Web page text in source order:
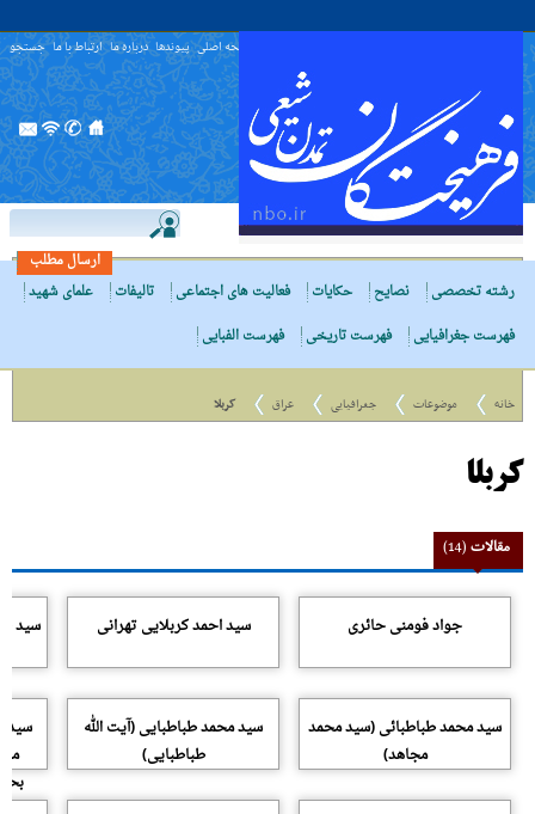
صفحه اصلی پیوندها درباره ما ارتباط با ما جستجو
ارسال مطلب
رشته تخصصی
نصایح حکایات فعالیت های اجتماعی تالیفات
علمای شهید
فهرست جغرافیایی
فهرست تاریخی فهرست الفبایی
خانه موضوعات جغرافیایی عراق کربلا
کربلا
مقالات(14)
جواد فومنی حائری سید احمد کربلایی تهرانی سید
سید محمد طباطبائی (سید محمد
مجاهد)
سید محمد طباطبایی (آیت الله
طباطبایی)
سید